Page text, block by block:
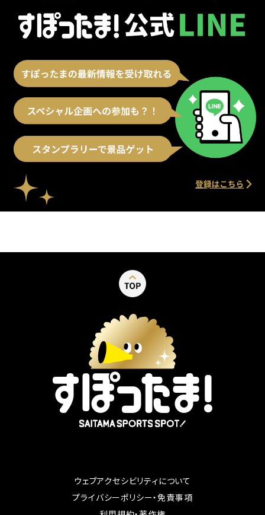
ウェブアクセシビリティについて
プライバシーポリシー・免責事項別ウィンドウで開く